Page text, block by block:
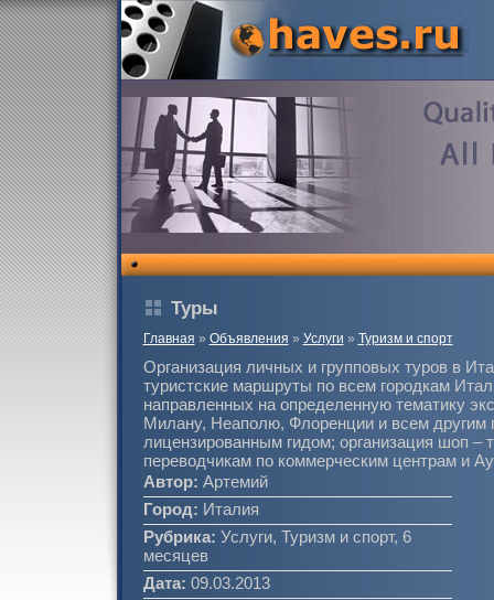
Туры
Главная » Объявления » Услуги » Туризм и спорт
Организация личных и групповых туров в
туристские маршруты по всем городкам
направленных на определенную тематику
Милану, Неаполю, Флоренции и всем другим
лицензированным гидом; организация шоп
переводчикам по коммерческим центрам и
Автор: Артемий
Город: Италия
Рубрика: Услуги, Туризм и спорт, 6
месяцев
Дата: 09.03.2013